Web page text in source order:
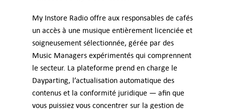
My Instore Radio offre aux responsables de cafés
un accès à une musique entièrement licenciée et
soigneusement sélectionnée, gérée par des
Music Managers expérimentés qui comprennent
le secteur. La plateforme prend en charge le
Dayparting, l’actualisation automatique des
contenus et la conformité juridique — afin que
vous puissiez vous concentrer sur la gestion de